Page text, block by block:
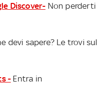
Discover- Non perderti
devi sapere? Le trovi sul
- Entra in